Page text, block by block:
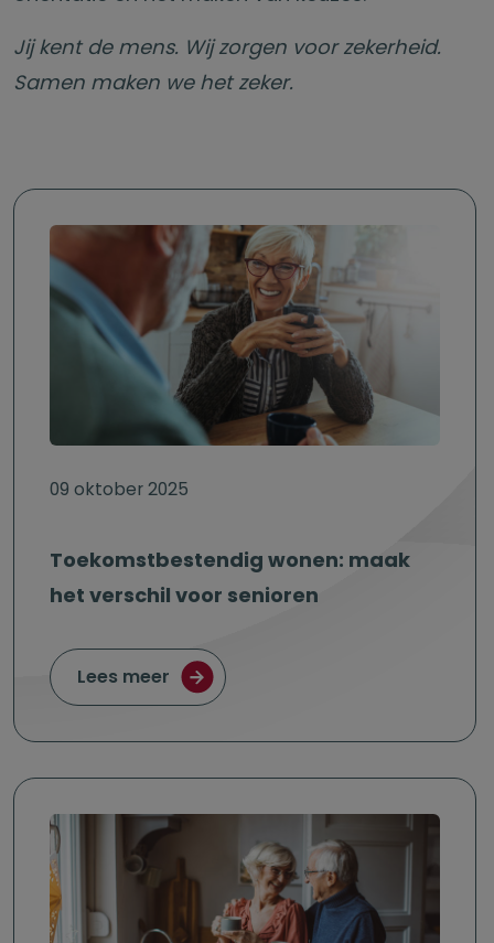
Jij kent de mens. Wij zorgen voor zekerheid.
Samen maken we het zeker.
09 oktober 2025
Toekomstbestendig wonen: maak
het verschil voor senioren
Lees meer over Toekomstbestendig wonen: